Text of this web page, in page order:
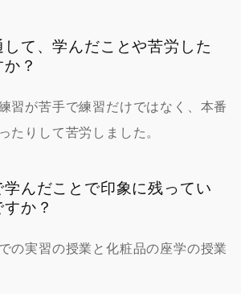
て、学んだことや苦労した
？
習が苦手で練習だけではなく、本番
たりして苦労しました。
んだことで印象に残ってい
か？
の実習の授業と化粧品の座学の授業